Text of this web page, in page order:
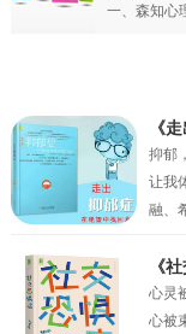
《
抑郁
让我
融、
未
中坚
一点
《
心灵
心被